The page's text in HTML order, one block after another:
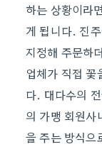
하는 상황이라
게 됩니다. 진
지정해 주문하
업체가 직접 꽃
다. 대다수의
의 가맹 회원사
을 주는 방식으